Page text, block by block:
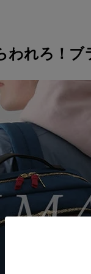
われろ！ ブ